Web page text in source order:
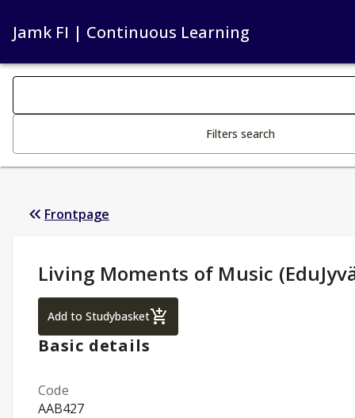
Jamk FI | Continuous Learning
Search filters
Filters search
Frontpage
Study Details:
Living Moments of Music
Add to StudybasketLiving Moments of Music (EduJyväskylä)
Basic details
Code
AAB427